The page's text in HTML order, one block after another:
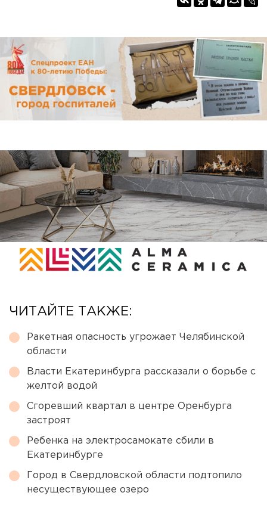
ЧИТАЙТЕ ТАКЖЕ:
Ракетная опасность угрожает Челябинской
области
Власти Екатеринбурга рассказали о борьбе с
желтой водой
Сгоревший квартал в центре Оренбурга
застроят
Ребенка на электросамокате сбили в
Екатеринбурге
Город в Свердловской области подтопило
несуществующее озеро